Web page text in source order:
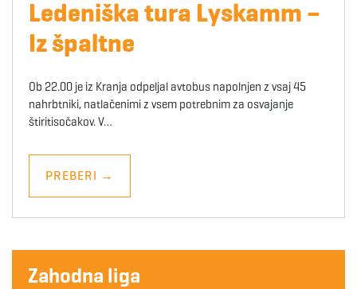
Ledeniška tura Lyskamm –
Iz špaltne
Ob 22.00 je iz Kranja odpeljal avtobus napolnjen z vsaj 45
nahrbtniki, natlačenimi z vsem potrebnim za osvajanje
štiritisočakov. V…
PREBERI →
Zahodna liga